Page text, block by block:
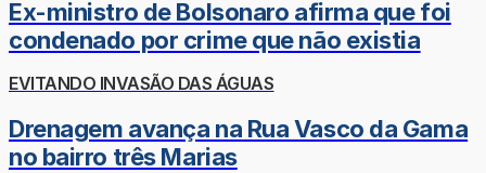
Ex-ministro de Bolsonaro afirma que foi
condenado por crime que não existia
EVITANDO INVASÃO DAS ÁGUAS
Drenagem avança na Rua Vasco da Gama
no bairro três Marias